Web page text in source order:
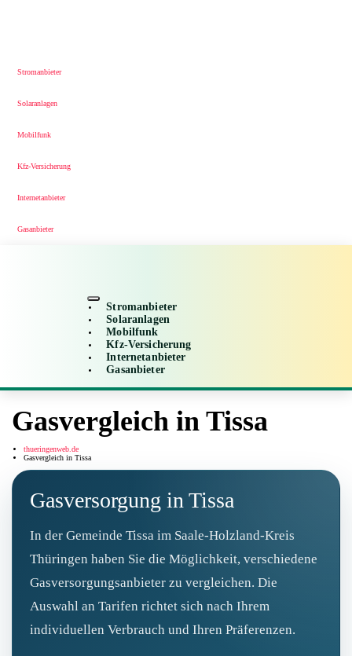
Stromanbieter
Solaranlagen
Mobilfunk
Kfz-Versicherung
Internetanbieter
Gasanbieter
Stromanbieter
Solaranlagen
Mobilfunk
Kfz-Versicherung
Internetanbieter
Gasanbieter
Gasvergleich in Tissa
thueringenweb.de
Gasvergleich in Tissa
Gasversorgung in Tissa
In der Gemeinde Tissa im Saale-Holzland-Kreis
Thüringen haben Sie die Möglichkeit, verschiedene
Gasversorgungsanbieter zu vergleichen. Die
Auswahl an Tarifen richtet sich nach Ihrem
individuellen Verbrauch und Ihren Präferenzen.